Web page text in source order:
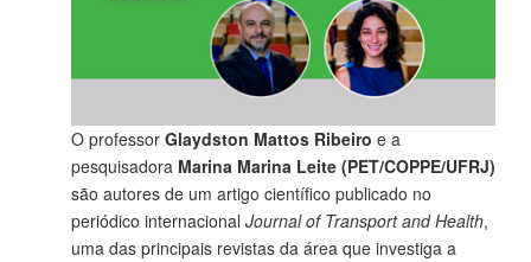
O professor Glaydston Mattos Ribeiro e a
pesquisadora Marina Marina Leite (PET/COPPE/UFRJ)
são autores de um artigo científico publicado no
periódico internacional Journal of Transport and Health,
uma das principais revistas da área que investiga a